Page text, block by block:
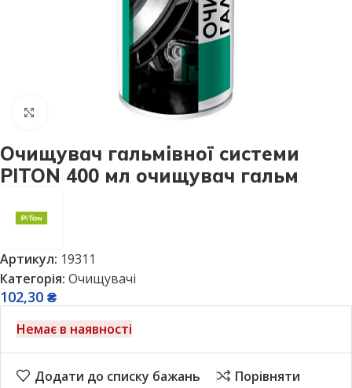
Натисніть, щоб збільшити
Очищувач гальмівної системи
PITON 400 мл очищувач гальм
Артикул: 19311
Категорія: Очищувачі
102,30 ₴
Немає в наявності
Додати до списку бажань Порівняти